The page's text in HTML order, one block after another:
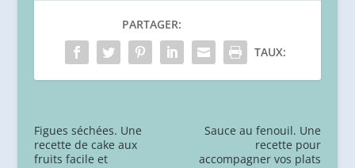
PARTAGER:
TAUX:
Figues séchées. Une
recette de cake aux
fruits facile et
Sauce au fenouil. Une
recette pour
accompagner vos plats